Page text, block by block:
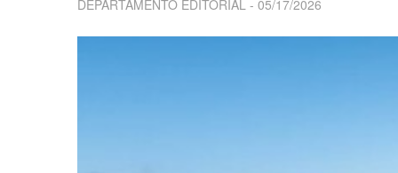
DEPARTAMENTO EDITORIAL 05/17/2026